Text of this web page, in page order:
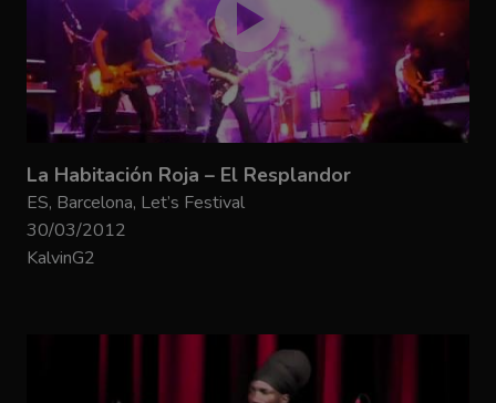
La Habitación Roja – El Resplandor
ES, Barcelona, Let’s Festival
30/03/2012
KalvinG2